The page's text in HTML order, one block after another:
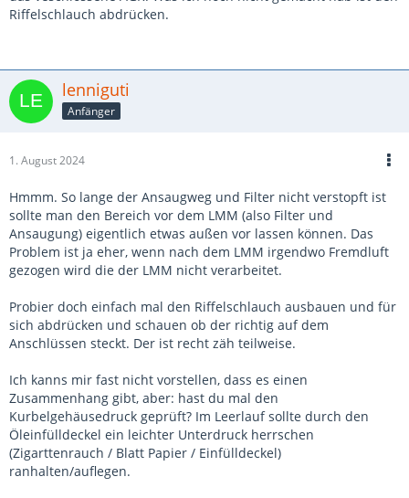
Riffelschlauch abdrücken.
lenniguti
Anfänger
1. August 2024
Hmmm. So lange der Ansaugweg und Filter nicht verstopft ist
sollte man den Bereich vor dem LMM (also Filter und
Ansaugung) eigentlich etwas außen vor lassen können. Das
Problem ist ja eher, wenn nach dem LMM irgendwo Fremdluft
gezogen wird die der LMM nicht verarbeitet.
Probier doch einfach mal den Riffelschlauch ausbauen und für
sich abdrücken und schauen ob der richtig auf dem
Anschlüssen steckt. Der ist recht zäh teilweise.
Ich kanns mir fast nicht vorstellen, dass es einen
Zusammenhang gibt, aber: hast du mal den
Kurbelgehäusedruck geprüft? Im Leerlauf sollte durch den
Öleinfülldeckel ein leichter Unterdruck herrschen
(Zigarttenrauch / Blatt Papier / Einfülldeckel)
ranhalten/auflegen.